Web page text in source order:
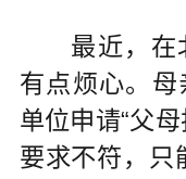
最近，在
有点烦心。
单位申请“父
要求不符，只